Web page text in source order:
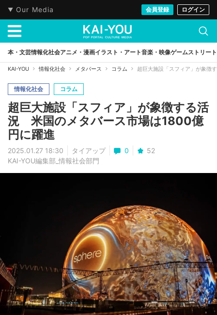
Our Media 会員登録 ログイン
本・文芸情報化社会アニメ・漫画イラスト・アート音楽・映像ゲームストリート
KAI-YOU 情報化社会 メタバース コラム 超巨大施設「スフィア」が象徴
情報化社会 コラム
超巨大施設「スフィア」が象徴する活
況 米国のメタバース市場は1800億
円に躍進
2025.01.27 18:30 タイアップ 0
52
KAI-YOU編集部_情報社会部門